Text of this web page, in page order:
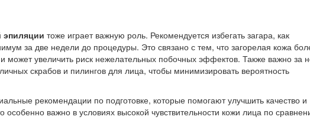
эпиляции тоже играет важную роль. Рекомендуется избегать загара, как
за две недели до процедуры. Это связано с тем, что загорелая кожа
может увеличить риск нежелательных побочных эффектов. Также важно за
скрабов и пилингов для лица, чтобы минимизировать вероятность
рекомендации по подготовке, которые помогают улучшить качество и
особенно важно в условиях высокой чувствительности кожи лица по